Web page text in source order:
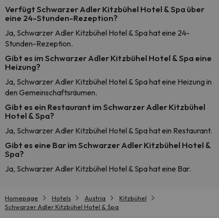
Verfügt Schwarzer Adler Kitzbühel Hotel & Spa über
eine 24-Stunden-Rezeption?
Ja, Schwarzer Adler Kitzbühel Hotel & Spa hat eine 24-
Stunden-Rezeption.
Gibt es im Schwarzer Adler Kitzbühel Hotel & Spa eine
Heizung?
Ja, Schwarzer Adler Kitzbühel Hotel & Spa hat eine Heizung in
den Gemeinschaftsräumen.
Gibt es ein Restaurant im Schwarzer Adler Kitzbühel
Hotel & Spa?
Ja, Schwarzer Adler Kitzbühel Hotel & Spa hat ein Restaurant.
Gibt es eine Bar im Schwarzer Adler Kitzbühel Hotel &
Spa?
Ja, Schwarzer Adler Kitzbühel Hotel & Spa hat eine Bar.
Homepage Hotels Austria
Kitzbühel
Schwarzer Adler Kitzbühel Hotel & Spa